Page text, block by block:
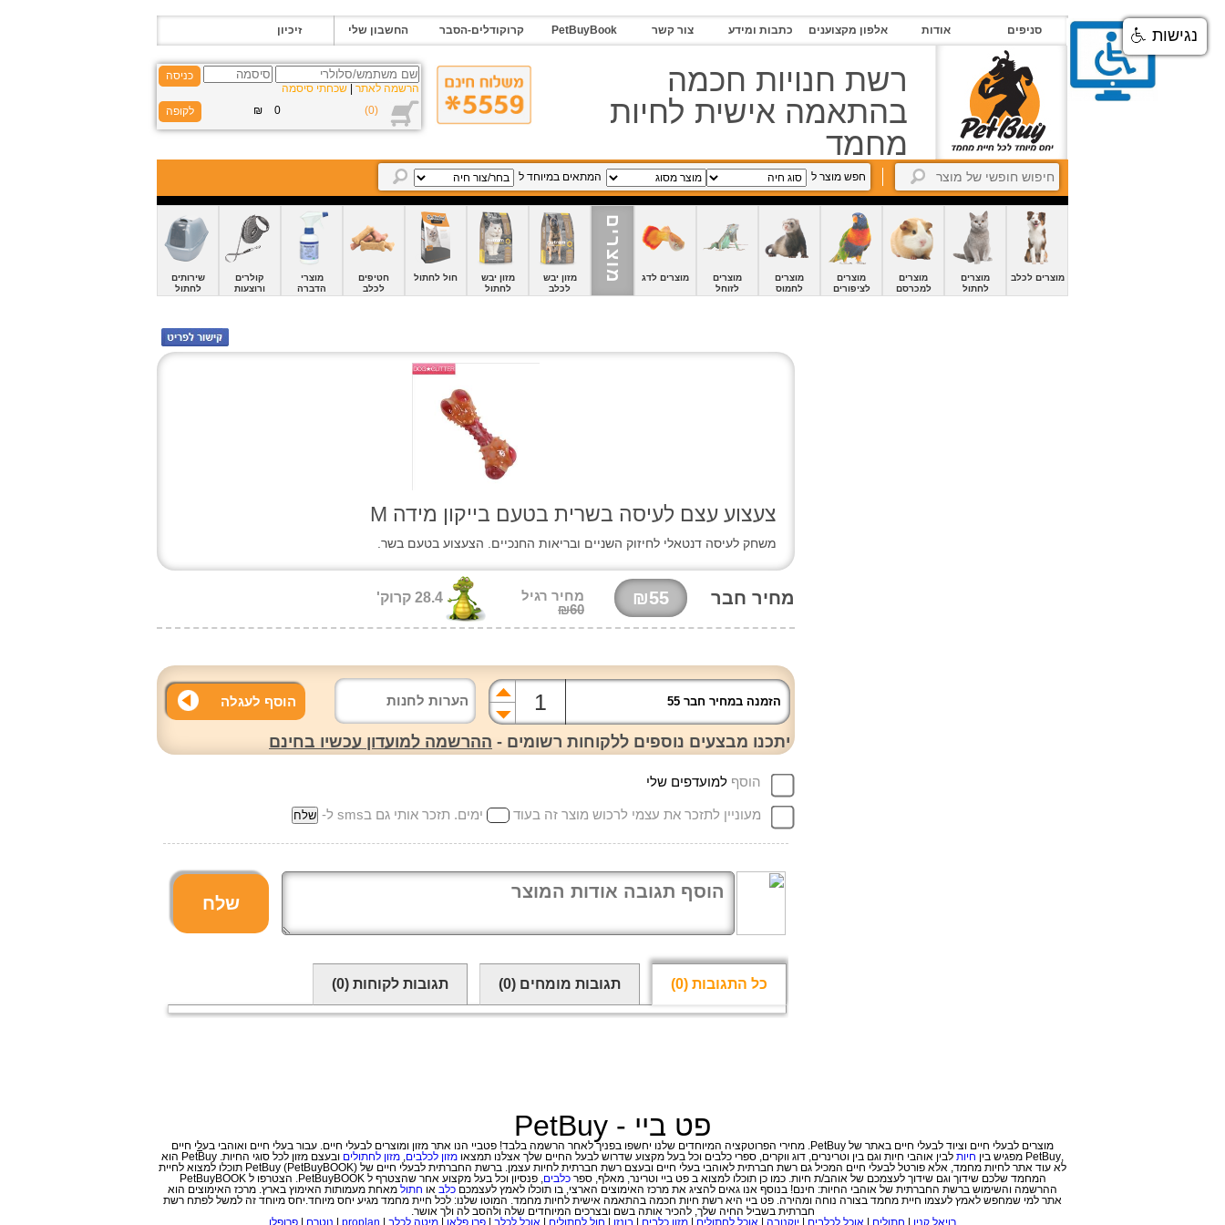
סניפים
אודות
סניפים אודות אלפון מקצוענים כתבות ומידע צור קשר PetBuyBook קרוקודלים-הסבר החשבון שלי זיכיון
רשת חנויות חכמה
בהתאמה אישית לחיות
מחמד
כניסה
הרשמה לאתר | שכחתי סיסמה
חפש מוצר ל המתאים במיוחד ל
מוצרים לכלב
מוצרים
לחתול
מוצרים
למכרסם
מוצרים
לציפורים
מוצרים
לחמוס
מוצרים
לזוחל
מוצרים לדג מוצרים
מזון יבש
לכלב
מזון יבש
לחתול
חול לחתול
חטיפים
לכלב
מוצרי
הדברה
קולרים
ורוצעות
שירותים
לחתול
צעצוע עצם לעיסה בשרית בטעם בייקון מידה M
משחק לעיסה דנטאלי לחיזוק השניים ובריאות החנכיים. הצעצוע בטעם בשר.
מחיר חבר ₪55
מחיר רגיל
₪60
28.4 קרוק'
הזמנה במחיר חבר 55 הוסף לעגלה
יתכנו מבצעים נוספים ללקוחות רשומים - ההרשמה למועדון עכשיו בחינם
הוסף למועדפים שלי
מעוניין לתזכר את עצמי לרכוש מוצר זה בעוד ימים. תזכר אותי גם בsms ל-
שלח
כל התגובות (0) תגובות מומחים (0) תגובות לקוחות (0)
פט ביי - PetBuy
מוצרים לבעלי חיים וציוד לבעלי חיים באתר של PetBuy. מחירי הפרוטקציה המיוחדים שלנו יחשפו בפניך לאחר הרשמה בלבד! פטביי הנו אתר מזון ומוצרים לבעלי חיים. עבור בעלי חיים ואוהבי בע לי חיים
יש בין חיות לבין אוהבי חיות וגם בין וטרינרים, דוג ווקרים ספרי כלבים וכל בעל מקצוע שדרוש לבעל החיים שלך אצלנו תמצאו מזון לכלבים מזון לחתולים
ובעצם מזון לכל סוגי החיות. PetBuy הוא
לא עוד אתר לחיות מחמד, אלא פורטל לבעלי חיים המכיל גם רשת חברתית לאוהבי בעלי חיים ובעצם רשת חברתית לחיות עצמן. ברשת החברתית לבעלי חיים של PetBuy (PetBuyBOOK) תוכלו למצוא לחיית
המחמד שלכם שידוך וגם שידוך לעצמכם של אוהב/ת חיות. כמו כן תוכלו למצוא ב פט ביי וטרינר, מאלף, ספרכלבים
, פנסיון וכל בעל מקצוע אחר שהצטרף ל PetBuyBOOK. הצטרפו ל PetBuyBOOK
ההרשמה והשימוש ברשת החברתית של אוהבי החיות: חינם! בנוסף אנו גאים להציג את מרכז האימוצים הארצי, בו תוכלו לאמץ לעצמכם כלב או חתול מאחת מעמותות האימוץ בארץ. מרכז האימוצים הוא
אתר למי שמחפש לאמץ לעצמו חיית מחמד בצורה נוחה ומהירה. פט ביי היא רשת חיות חכמה בהתאמה אישית לחיות מחמד. המוטו שלנו: לכל חיית מחמד מגיע יחס מיוחד.יחס מיוחד זה למשל לפתח רשת
חברתית בשביל החיה שלך, להכיר אותה בשם ובצרכים המיוחדים שלה ולהסב לה ולך אושר.
רויאל קנין | חתולים | אוכל לכלבים | יוקנובה | אוכל לחתולים | מזון כלבים | בונזו | חול לחתולים | אוכל לכלב | פרו פלאן | מיטה לכלב |
proplan
| נוטרם | פרופלן
נגישות